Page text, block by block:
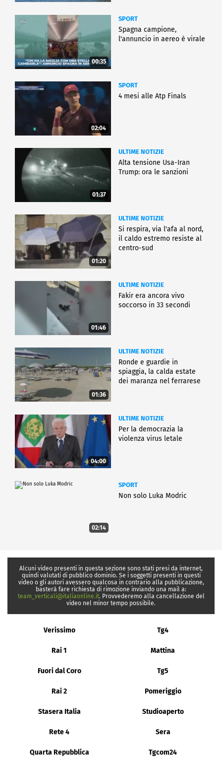
00:35
SPORT
Spagna campione,
l'annuncio in aereo è virale
02:04
SPORT
4 mesi alle Atp Finals
01:37
ULTIME NOTIZIE
Alta tensione Usa-Iran
Trump: ora le sanzioni
01:20
ULTIME NOTIZIE
Si respira, via l'afa al nord,
il caldo estremo resiste al
centro-sud
01:46
ULTIME NOTIZIE
Fakir era ancora vivo
soccorso in 33 secondi
01:36
ULTIME NOTIZIE
Ronde e guardie in
spiaggia, la calda estate
dei maranza nel ferrarese
04:00
ULTIME NOTIZIE
Per la democrazia la
violenza virus letale
02:14
SPORT
Non solo Luka Modric
Alcuni video presenti in questa sezione sono stati presi da internet,
quindi valutati di pubblico dominio. Se i soggetti presenti in questi
video o gli autori avessero qualcosa in contrario alla pubblicazione,
basterà fare richiesta di rimozione inviando una mail a:
team_verticali@italiaonline.it. Provvederemo alla cancellazione del
video nel minor tempo possibile.
Verissimo Tg4
Rai 1 Mattina
Fuori dal Coro Tg5
Rai 2 Pomeriggio
Stasera Italia Studioaperto
Rete 4 Sera
Quarta Repubblica Tgcom24